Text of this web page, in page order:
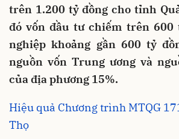
trên 1.200 tỷ đồng cho tỉnh
đó vốn đầu tư chiếm trên 600
nghiệp khoảng gần 600 tỷ
nguồn vốn Trung ương và
của địa phương 15%.
Hiệu quả Chương trình MTQG
Thọ